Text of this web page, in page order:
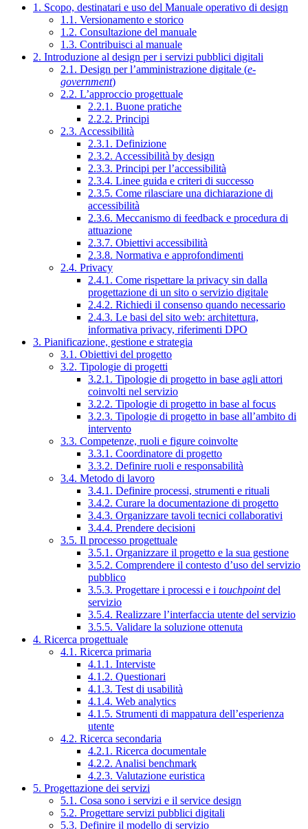
1. Scopo, destinatari e uso del Manuale operativo di design
1.1. Versionamento e storico
1.2. Consultazione del manuale
1.3. Contribuisci al manuale
2. Introduzione al design per i servizi pubblici digitali
2.1. Design per l’amministrazione digitale (e-
government)
2.2. L’approccio progettuale
2.2.1. Buone pratiche
2.2.2. Principi
2.3. Accessibilità
2.3.1. Definizione
2.3.2. Accessibilità by design
2.3.3. Principi per l’accessibilità
2.3.4. Linee guida e criteri di successo
2.3.5. Come rilasciare una dichiarazione di
accessibilità
2.3.6. Meccanismo di feedback e procedura di
attuazione
2.3.7. Obiettivi accessibilità
2.3.8. Normativa e approfondimenti
2.4. Privacy
2.4.1. Come rispettare la privacy sin dalla
progettazione di un sito o servizio digitale
2.4.2. Richiedi il consenso quando necessario
2.4.3. Le basi del sito web: architettura,
informativa privacy, riferimenti DPO
3. Pianificazione, gestione e strategia
3.1. Obiettivi del progetto
3.2. Tipologie di progetti
3.2.1. Tipologie di progetto in base agli attori
coinvolti nel servizio
3.2.2. Tipologie di progetto in base al focus
3.2.3. Tipologie di progetto in base all’ambito di
intervento
3.3. Competenze, ruoli e figure coinvolte
3.3.1. Coordinatore di progetto
3.3.2. Definire ruoli e responsabilità
3.4. Metodo di lavoro
3.4.1. Definire processi, strumenti e rituali
3.4.2. Curare la documentazione di progetto
3.4.3. Organizzare tavoli tecnici collaborativi
3.4.4. Prendere decisioni
3.5. Il processo progettuale
3.5.1. Organizzare il progetto e la sua gestione
3.5.2. Comprendere il contesto d’uso del servizio
pubblico
3.5.3. Progettare i processi e i touchpointdel
servizio
3.5.4. Realizzare l’interfaccia utente del servizio
3.5.5. Validare la soluzione ottenuta
4. Ricerca progettuale
4.1. Ricerca primaria
4.1.1. Interviste
4.1.2. Questionari
4.1.3. Test di usabilità
4.1.4. Web analytics
4.1.5. Strumenti di mappatura dell’esperienza
utente
4.2. Ricerca secondaria
4.2.1. Ricerca documentale
4.2.2. Analisi benchmark
4.2.3. Valutazione euristica
5. Progettazione dei servizi
5.1. Cosa sono i servizi e il service design
5.2. Progettare servizi pubblici digitali
5.3. Definire il modello di servizio